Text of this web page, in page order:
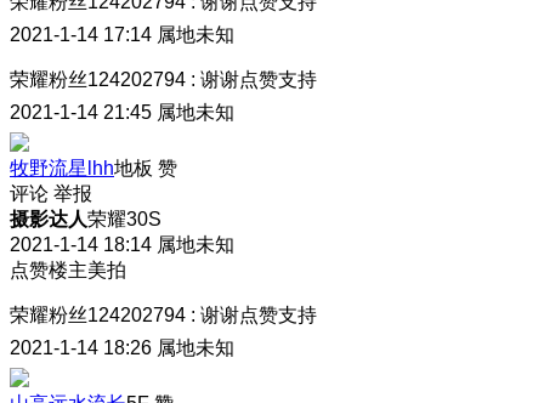
2021-1-14 17:14 属地未知
荣耀粉丝124202794 : 谢谢点赞支持
2021-1-14 21:45 属地未知
牧野流星lhh地板 赞
评论 举报
摄影达人荣耀30S
2021-1-14 18:14 属地未知
点赞楼主美拍
荣耀粉丝124202794 : 谢谢点赞支持
2021-1-14 18:26 属地未知